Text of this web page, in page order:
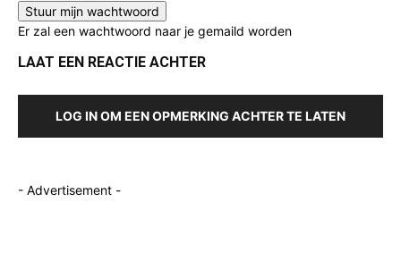
Er zal een wachtwoord naar je gemaild worden
LAAT EEN REACTIE ACHTER
LOG IN OM EEN OPMERKING ACHTER TE LATEN
- Advertisement -